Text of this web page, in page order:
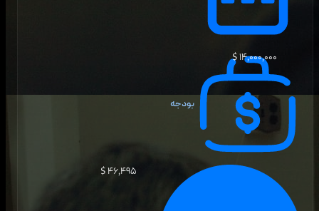
بودجه
۱۴٬۰۰۰٬۰۰۰ $
۴۶٬۴۹۵ $